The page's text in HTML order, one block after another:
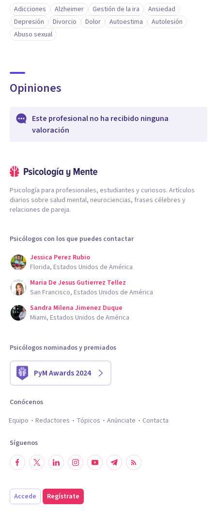
Adicciones Alzheimer Gestión de la ira
Ansiedad
Depresión
Divorcio Dolor Autoestima
Autolesión
Abuso sexual
Opiniones
Este profesional no ha recibido ninguna
valoración
Psicología para profesionales, estudiantes y curiosos. Artículos
diarios sobre salud mental, neurociencias, frases célebres y
relaciones de pareja.
Psicólogos con los que puedes contactar
Jessica Perez Rubio
Florida, Estados Unidos de América
Maria De Jesus Gutierrez Tellez
San Francisco, Estados Unidos de América
Sandra Milena Jimenez Duque
Miami, Estados Unidos de América
Psicólogos nominados y premiados
PyM Awards 2024
Conócenos
Equipo
Redactores Tópicos Anúnciate Contacta
Síguenos
Accede Regístrate